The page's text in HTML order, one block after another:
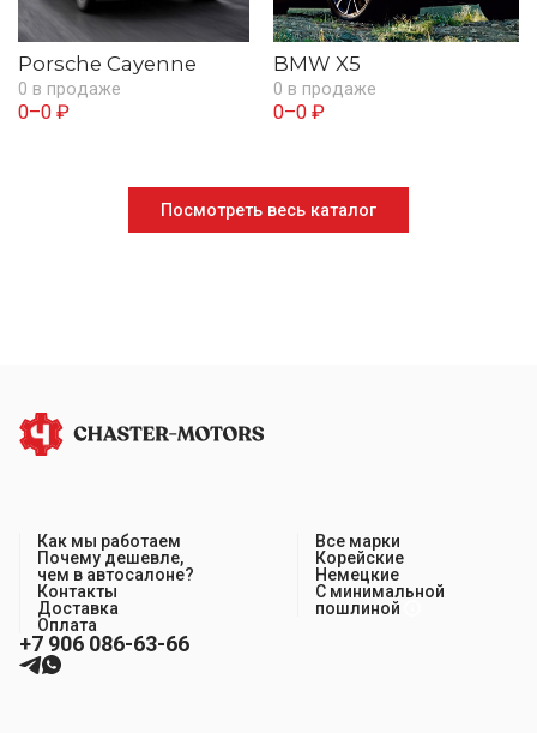
Porsche Cayenne
0 в продаже
0–0 ₽
BMW X5
0 в продаже
0–0 ₽
Посмотреть весь каталог
Как мы работаем
Почему дешевле,
чем в автосалоне?
Контакты
Доставка
Оплата
Все марки
Корейские
Немецкие
С минимальной
пошлиной
+7 906 086-63-66